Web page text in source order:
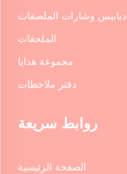
دبابيس وشارات الملصقات
الملحقات
مجموعة هدايا
دفتر ملاحظات
روابط سريعة
الصفحة الرئيسية